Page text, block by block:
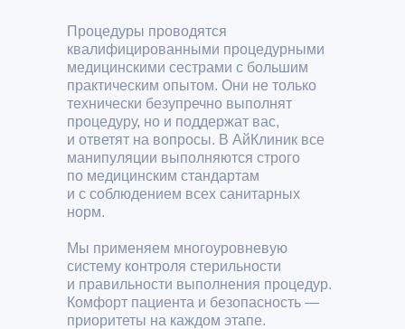
Процедуры проводятся
квалифицированными процедурными
медицинскими сестрами с большим
практическим опытом. Они не только
технически безупречно выполнят
процедуру, но и поддержат вас,
и ответят на вопросы. В АйКлиник все
манипуляции выполняются строго
по медицинским стандартам
и с соблюдением всех санитарных
норм.
Мы применяем многоуровневую
систему контроля стерильности
и правильности выполнения процедур.
Комфорт пациента и безопасность —
приоритеты на каждом этапе.